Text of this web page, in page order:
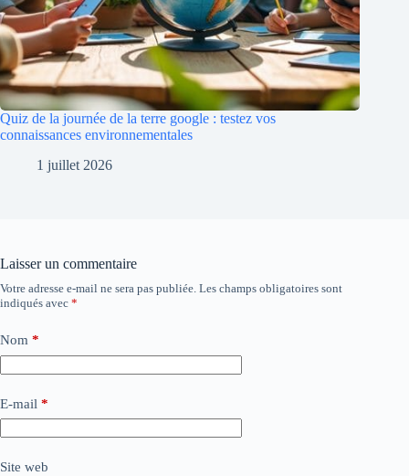
Quiz de la journée de la terre google : testez vos
connaissances environnementales
1 juillet 2026
Laisser un commentaire
Votre adresse e-mail ne sera pas publiée. Les champs obligatoires sont
indiqués avec *
Nom *
E-mail *
Site web